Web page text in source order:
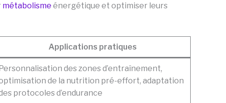
métabolisme énergétique et optimiser leurs
Applications pratiques
Personnalisation des zones d’entraînement,
de la nutrition pré-effort, adaptation
protocoles d’endurance